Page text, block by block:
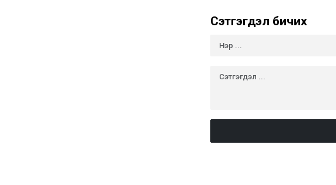
Сэтгэгдэл бичих